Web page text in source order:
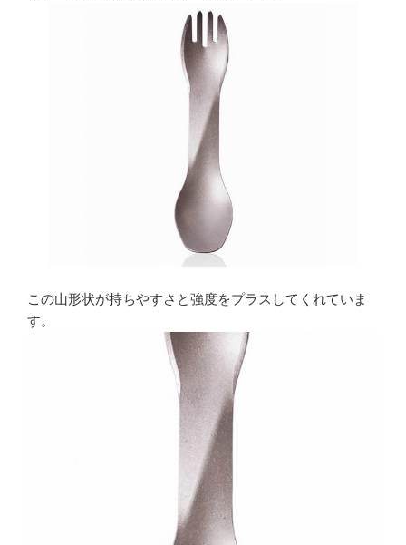
この山形状が持ちやすさと強度をプラスしてくれていま
す。